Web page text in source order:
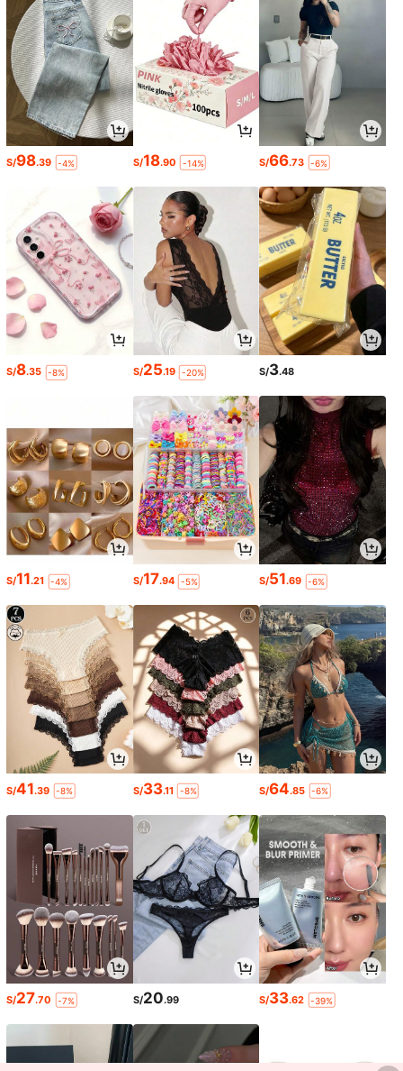
S/98.39 -4% S/18.90 -14% S/66.73 -6%
S/8.35 -8% S/25.19 -20% S/3.48
S/11.21 -4% S/17.94 -5% S/51.69 -6%
S/41.39 -8% S/33.11 -8% S/64.85 -6%
S/27.70 -7% S/20.99 S/33.62 -39%